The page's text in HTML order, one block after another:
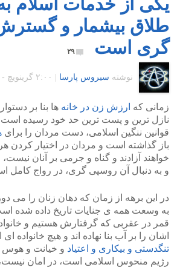
طلاق بیشمار و
گری است
۲۹
نوشته سیروس پارسا ۲:۰۰ گرينويچ - شنبه ۱۴ خرداد ۱۳۹۰
زمانی که ارزش زن در خانه ها بنا بر
نازل ترین و پست ترین حد خود رسیده
قوانین ننگین اسلامی، دست مردان را برای
باز گذاشته است و مردان در اختیار کردن
خواهند آزادند و گناه و جرمی بر آنان
و به دنبال آن روسپی گری، در رواج کامل
در این برهه از زمان که دهان زنان را می
به وسعت همه ی جنایات تاریخ داده شده
قمر در عقربی که گرفتارش هستیم و
اشان را بر آب بنا نهاده اند و هیچ خانواده
تنگدستی و بیکاری و اعتیاد و خیانت و هوس
رژیم منحوس اسلامی است، در امان